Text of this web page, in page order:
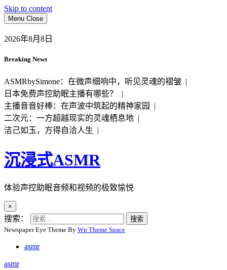
Skip to content
Menu Close
2026年8月8日
Breaking News
ASMRbySimone：在微声细响中，听见灵魂的褶皱 |
日本免费声控助眠主播有哪些？ |
主播音音好棒：在声波中筑起的精神家园 |
二次元：一方超越现实的灵魂栖息地 |
洁己如玉，方得自洽人生 |
沉浸式ASMR
体验声控助眠音频和视频的极致愉悦
×
搜索：
Newspaper Eye Theme By Wp Theme Space
asmr
asmr